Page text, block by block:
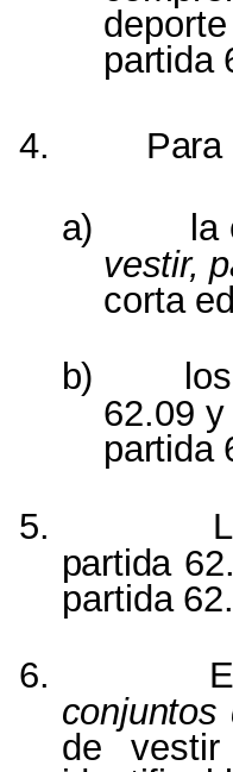
deporte
partida
4. Para
a)
la
vestir,
corta
b)
los
62.09
partida
5.
partida
partida
6.
de